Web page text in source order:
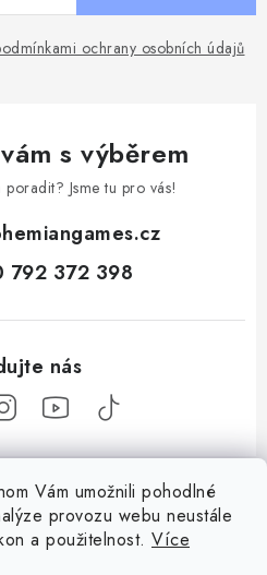
Vám umožnili pohodlné
provozu webu neustále
a použitelnost. Více
ochrany osobních údajů
s výběrem
Jsme tu pro vás!
792 372 398